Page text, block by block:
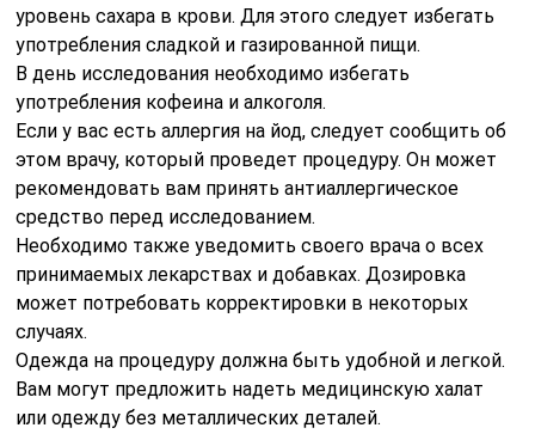
уровень сахара в крови. Для этого следует избегать
употребления сладкой и газированной пищи.
В день исследования необходимо избегать
употребления кофеина и алкоголя.
Если у вас есть аллергия на йод, следует сообщить об
этом врачу, который проведет процедуру. Он может
рекомендовать вам принять антиаллергическое
средство перед исследованием.
Необходимо также уведомить своего врача о всех
принимаемых лекарствах и добавках. Дозировка
может потребовать корректировки в некоторых
случаях.
Одежда на процедуру должна быть удобной и легкой.
Вам могут предложить надеть медицинскую халат
или одежду без металлических деталей.